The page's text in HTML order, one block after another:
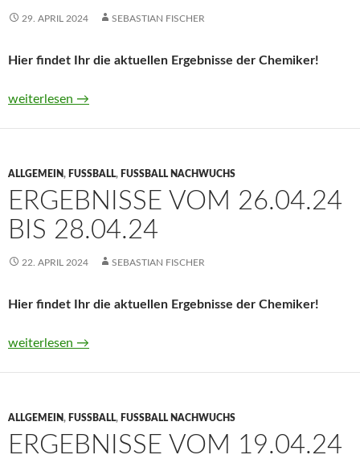
29. APRIL 2024 SEBASTIAN FISCHER
Hier findet Ihr die aktuellen Ergebnisse der Chemiker!
Ergebnisse vom 03.05.24 bis 05.05.24
weiterlesen →
ALLGEMEIN, FUSSBALL , FUSSBALL NACHWUCHS
ERGEBNISSE VOM 26.04.24
BIS 28.04.24
22. APRIL 2024 SEBASTIAN FISCHER
Hier findet Ihr die aktuellen Ergebnisse der Chemiker!
Ergebnisse vom 26.04.24 bis 28.04.24
weiterlesen →
ALLGEMEIN, FUSSBALL , FUSSBALL NACHWUCHS
ERGEBNISSE VOM 19.04.24